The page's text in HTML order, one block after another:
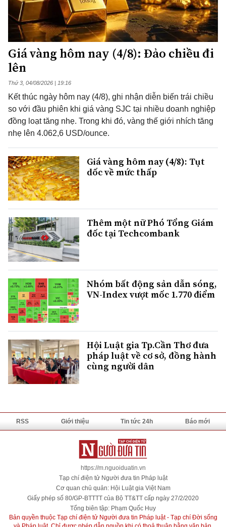
Giá vàng hôm nay (4/8): Đảo chiều đi
lên
Thứ 3, 04/08/2026 | 19:16
Kết thúc ngày hôm nay (4/8), ghi nhận diễn biến trái chiều
so với đầu phiên khi giá vàng SJC tại nhiều doanh nghiệp
đồng loạt tăng nhẹ. Trong khi đó, vàng thế giới nhích tăng
nhẹ lên 4.062,6 USD/ounce.
Giá vàng hôm nay (4/8): Tụt
dốc về mức thấp
Thêm một nữ Phó Tổng Giám
đốc tại Techcombank
Nhóm bất động sản dẫn sóng,
VN-Index vượt mốc 1.770 điểm
Hội Luật gia Tp.Cần Thơ đưa
pháp luật về cơ sở, đồng hành
cùng người dân
RSS Giới thiệu Tin tức 24h Báo mới
https://m.nguoiduatin.vn
Tạp chí điện tử Người đưa tin Pháp luật
Cơ quan chủ quản: Hội Luật gia Việt Nam
Giấy phép số 80/GP-BTTTT của Bộ TT&TT cấp ngày 27/2/2020
Tổng biên tập: Phạm Quốc Huy
Bản quyền thuộc Tạp chí điện tử Người đưa tin Pháp luật - Tạp chí Đời sống